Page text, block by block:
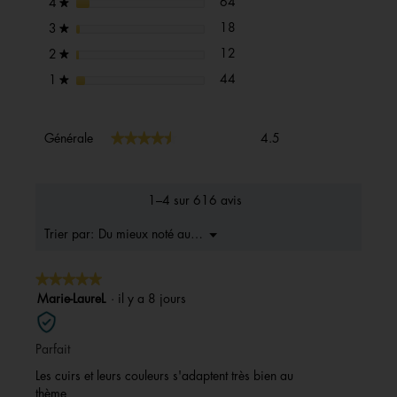
★
3 ★ étoiles 18
2 ★ étoiles 12
1 ★ étoiles 44
Générale ★★★★★
★★★★★ 4.5
1–4 sur 616 avis
Trier par: Du mieux noté au moins bons
▼
Menu
★★★★★
★★★★★
5
sur
5
étoiles.
Marie-LaureL · il y a 8 jours
Parfait
Les cuirs et leurs couleurs s'adaptent très bien au
thème